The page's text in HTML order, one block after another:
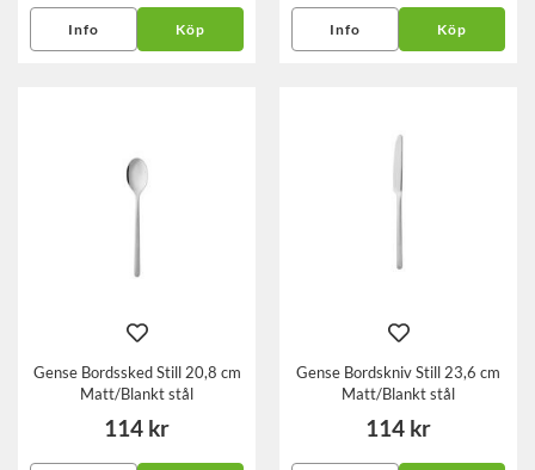
Info Köp Info Köp
Gense Bordssked Still 20,8 cm
Matt/Blankt stål
114 kr
Gense Bordskniv Still 23,6 cm
Matt/Blankt stål
114 kr